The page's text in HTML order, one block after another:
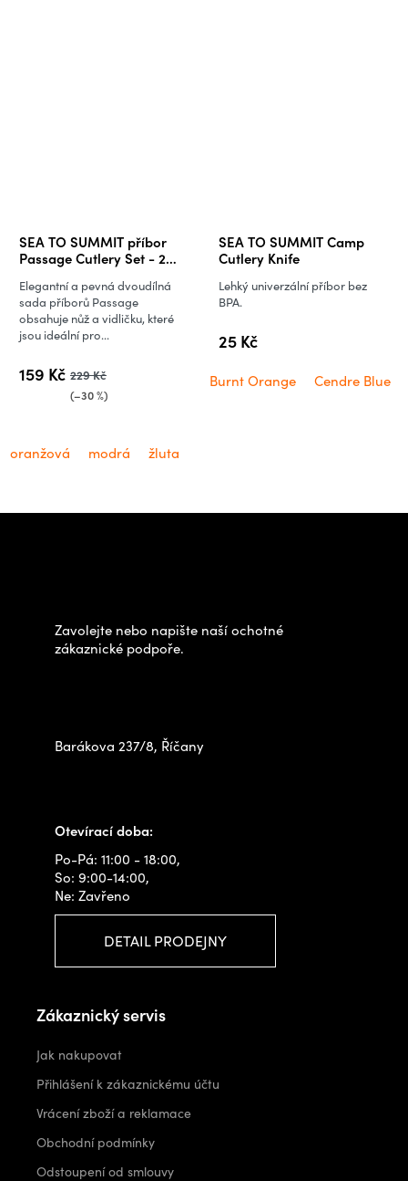
SEA TO SUMMIT příbor
Passage Cutlery Set - 2
159 Kč 229 Kč
(–30 %)
Elegantní a pevná dvoudílná
sada příborů Passage
obsahuje nůž a vidličku, které
jsou ideální pro...
oranžová modrá žluta
SEA TO SUMMIT Camp
Cutlery Knife
25 Kč
Lehký univerzální příbor bez
BPA.
Burnt Orange Cendre Blue
Z
Zavolejte nebo napište naší ochotné
zákaznické podpoře.
Barákova 237/8, Říčany
Otevírací doba:
Po-Pá: 11:00 - 18:00,
So: 9:00-14:00,
Ne: Zavřeno
DETAIL PRODEJNY
Zákaznický servis
Jak nakupovat
Přihlášení k zákaznickému účtu
Vrácení zboží a reklamace
Obchodní podmínky
Odstoupení od smlouvy